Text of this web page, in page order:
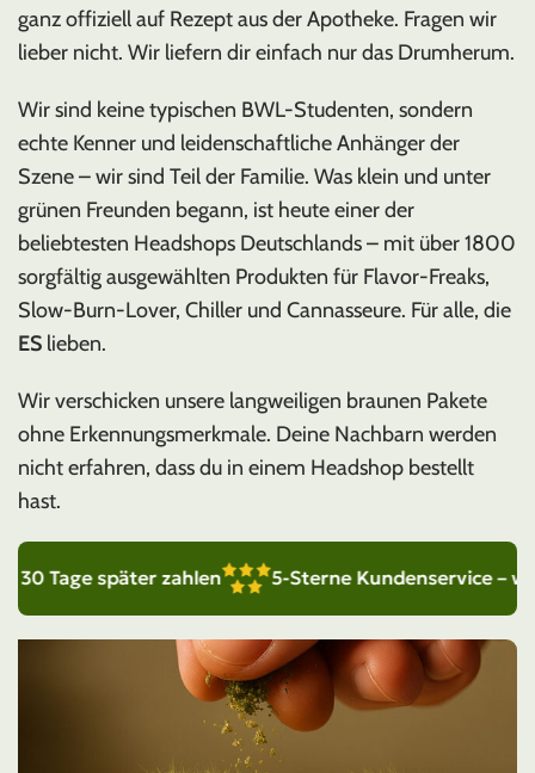
ganz offiziell auf Rezept aus der Apotheke. Fragen wir
lieber nicht. Wir liefern dir einfach nur das Drumherum.
Wir sind keine typischen BWL-Studenten, sondern
echte Kenner und leidenschaftliche Anhänger der
Szene – wir sind Teil der Familie. Was klein und unter
grünen Freunden begann, ist heute einer der
beliebtesten Headshops Deutschlands – mit über 1800
sorgfältig ausgewählten Produkten für Flavor-Freaks,
Slow-Burn-Lover, Chiller und Cannasseure. Für alle, die
ES lieben.
Wir verschicken unsere langweiligen braunen Pakete
ohne Erkennungsmerkmale. Deine Nachbarn werden
nicht erfahren, dass du in einem Headshop bestellt
hast.
später zahlen 5-Sterne Kundenservice – wir